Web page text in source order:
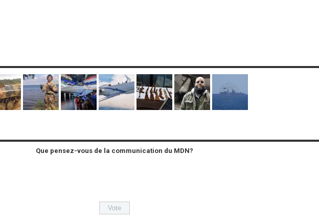
Que pensez-vous de la communication du MDN?